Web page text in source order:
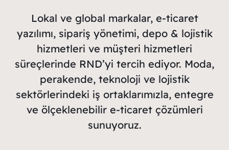
Lokal ve global markalar, e-ticaret
yazılımı, sipariş yönetimi, depo & lojistik
hizmetleri ve müşteri hizmetleri
süreçlerinde RND’yi tercih ediyor. Moda,
perakende, teknoloji ve lojistik
sektörlerindeki iş ortaklarımızla, entegre
ve ölçeklenebilir e-ticaret çözümleri
sunuyoruz.